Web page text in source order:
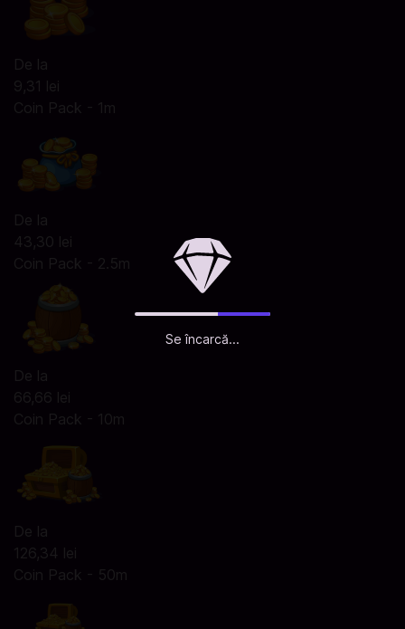
Se încarcă...
De la
9,31 lei
Coin Pack - 1m
De la
43,30 lei
Coin Pack - 2.5m
De la
66,66 lei
Coin Pack - 10m
De la
126,34 lei
Coin Pack - 50m